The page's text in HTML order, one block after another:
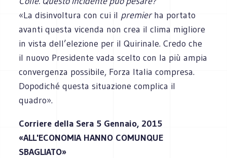
«La disinvoltura con cui il premierha portato
avanti questa vicenda non crea il clima migliore
in vista dell’elezione per il Quirinale. Credo che
il nuovo Presidente vada scelto con la più ampia
convergenza possibile, Forza Italia compresa.
Dopodiché questa situazione complica il
quadro».
Corriere della Sera 5 Gennaio, 2015
«ALL'ECONOMIA HANNO COMUNQUE
SBAGLIATO»